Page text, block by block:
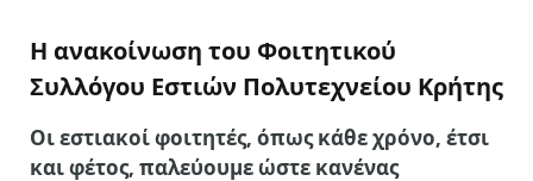
Η ανακοίνωση του Φοιτητικού
Συλλόγου Εστιών Πολυτεχνείου Κρήτης
Οι εστιακοί φοιτητές, όπως κάθε χρόνο, έτσι
και φέτος, παλεύουμε ώστε κανένας